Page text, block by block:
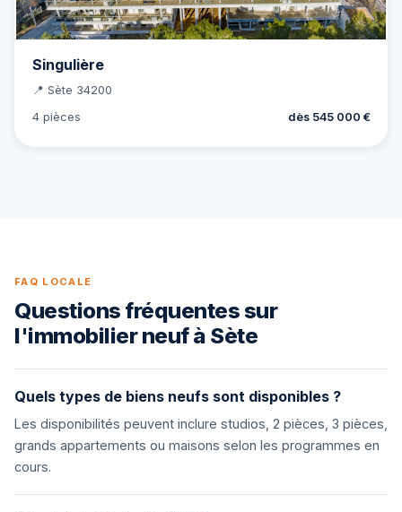
Singulière
📍 Sète 34200
4 pièces
dès 545 000 €
FAQ LOCALE
Questions fréquentes sur
l'immobilier neuf à Sète
Quels types de biens neufs sont disponibles ?
Les disponibilités peuvent inclure studios, 2 pièces, 3 pièces,
grands appartements ou maisons selon les programmes en
cours.